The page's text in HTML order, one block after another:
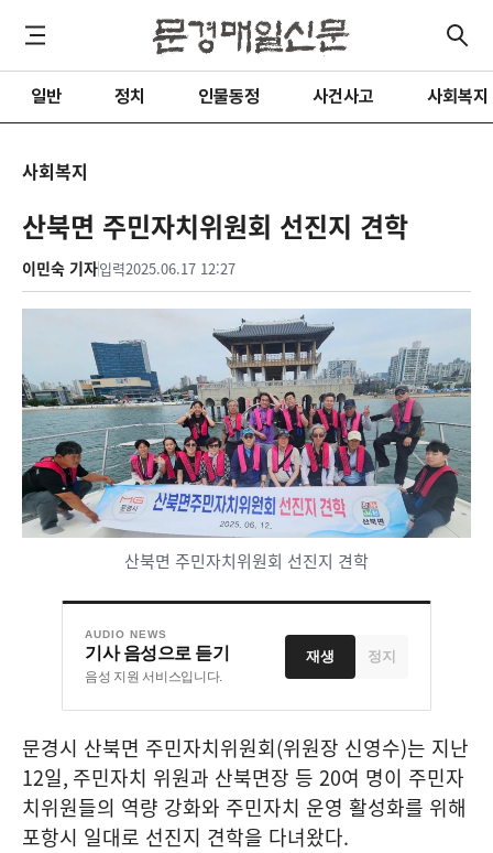
일반 정치 인물동정 사건사고 사회복지
사회복지
산북면 주민자치위원회 선진지 견학
이민숙 기자입력2025.06.17 12:27
산북면 주민자치위원회 선진지 견학
AUDIO NEWS
기사 음성으로 듣기
음성 지원 서비스입니다.
재생 정지
문경시 산북면 주민자치위원회(위원장 신영수)는 지난
12일, 주민자치 위원과 산북면장 등 20여 명이 주민자
치위원들의 역량 강화와 주민자치 운영 활성화를 위해
포항시 일대로 선진지 견학을 다녀왔다.